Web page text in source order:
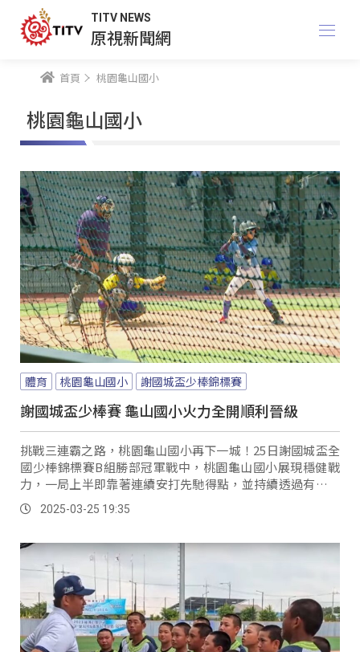
TITV NEWS
原視新聞網
首頁 桃園龜山國小
桃園龜山國小
體育 桃園龜山國小 謝國城盃少棒錦標賽
謝國城盃少棒賽 龜山國小火力全開順利晉級
挑戰三連霸之路，桃園龜山國小再下一城！25日謝國城盃全
國少棒錦標賽B組勝部冠軍戰中，桃園龜山國小展現穩健戰
力，一局上半即靠著連續安打先馳得點，並持續透過有效的
戰術與犧牲打擴大領先，台中忠孝國小雖然多次組織攻勢，
但仍然無法突破龜山國小嚴密的防守，最終以5比0結束比
2025-03-25 19:35